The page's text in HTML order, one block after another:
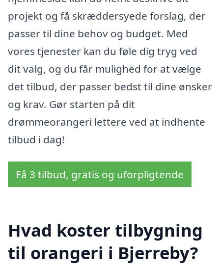
projekt og få skræddersyede forslag, der
passer til dine behov og budget. Med
vores tjenester kan du føle dig tryg ved
dit valg, og du får mulighed for at vælge
det tilbud, der passer bedst til dine ønsker
og krav. Gør starten på dit
drømmeorangeri lettere ved at indhente
tilbud i dag!
Få 3 tilbud, gratis og uforpligtende
Hvad koster tilbygning
til orangeri i Bjerreby?